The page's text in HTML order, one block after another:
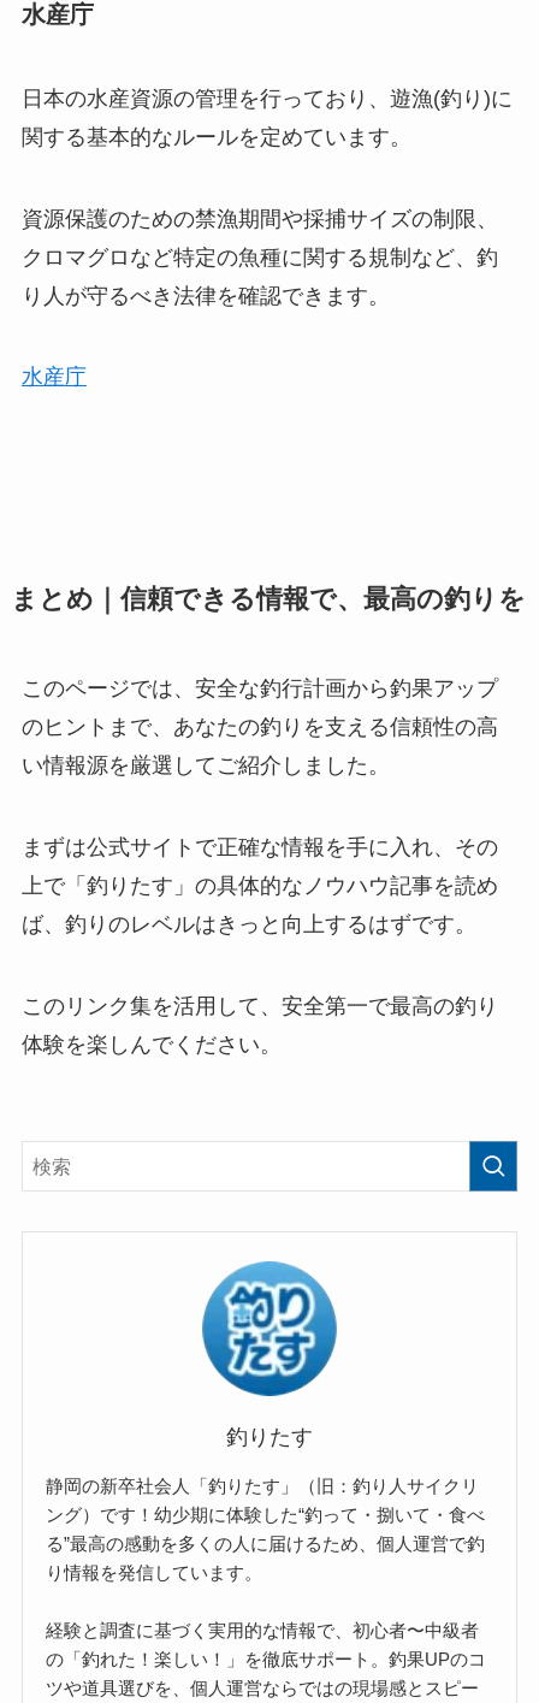
水産庁
日本の水産資源の管理を行っており、遊漁(釣り)に
関する基本的なルールを定めています。
資源保護のための禁漁期間や採捕サイズの制限、
クロマグロなど特定の魚種に関する規制など、釣
り人が守るべき法律を確認できます。
水産庁
まとめ｜信頼できる情報で、最高の釣りを
このページでは、安全な釣行計画から釣果アップ
のヒントまで、あなたの釣りを支える信頼性の高
い情報源を厳選してご紹介しました。
まずは公式サイトで正確な情報を手に入れ、その
上で「釣りたす」の具体的なノウハウ記事を読め
ば、釣りのレベルはきっと向上するはずです。
このリンク集を活用して、安全第一で最高の釣り
体験を楽しんでください。
釣りたす
静岡の新卒社会人「釣りたす」（旧：釣り人サイクリ
ング）です！幼少期に体験した“釣って・捌いて・食べ
る”最高の感動を多くの人に届けるため、個人運営で釣
り情報を発信しています。
経験と調査に基づく実用的な情報で、初心者〜中級者
の「釣れた！楽しい！」を徹底サポート。釣果UPのコ
ツや道具選びを、個人運営ならではの現場感とスピー